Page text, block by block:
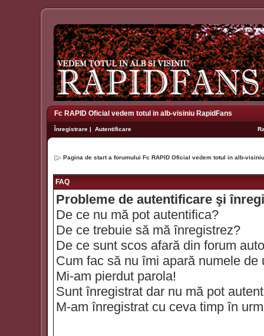
Fc RAPID Oficial vedem totul in alb-visiniu RapidFans
Înregistrare | Autentificare
Pagina de start a forumului Fc RAPID Oficial vedem totul in alb-
FAQ
Probleme de autentificare şi
De ce nu mă pot autentifica?
De ce trebuie să mă înregistrez?
De ce sunt scos afară din forum
Cum fac să nu îmi apară numele
Mi-am pierdut parola!
Sunt înregistrat dar nu mă pot
M-am înregistrat cu ceva timp în